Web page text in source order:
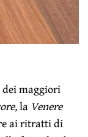
dei maggiori
la Venere
ai ritratti di